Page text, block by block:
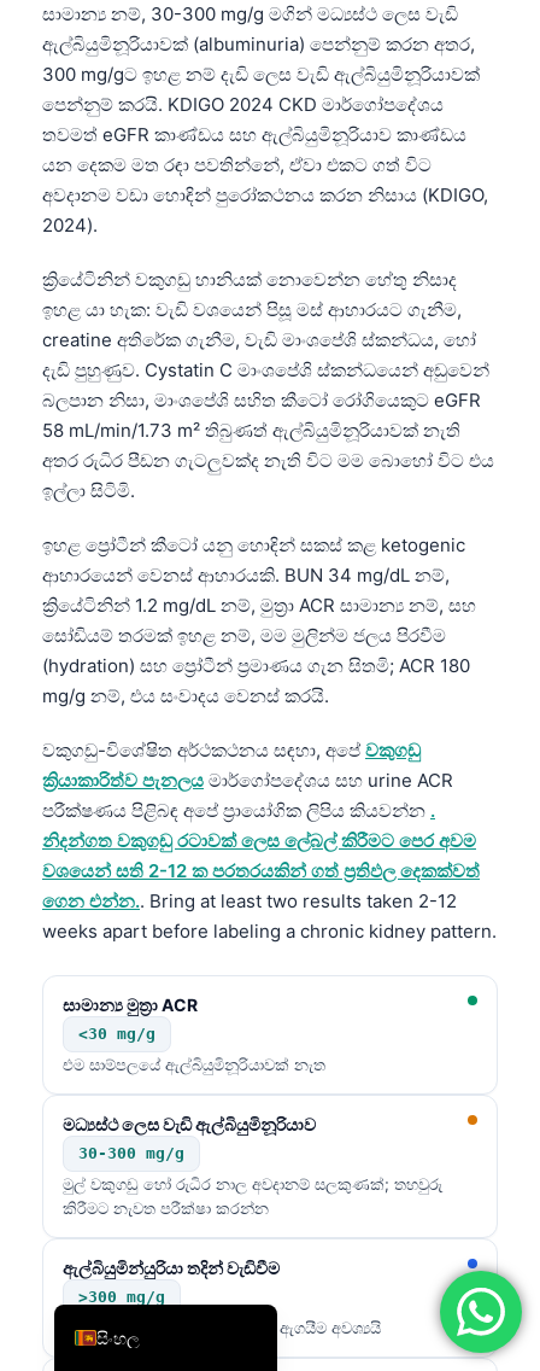
සාමාන්‍ය නම්, 30-300 mg/g මගින් මධ්‍යස්ථ ලෙස වැඩි
ඇල්බියුමිනූරියාවක් (albuminuria) පෙන්නුම් කරන අතර,
300 mg/gට ඉහළ නම් දැඩි ලෙස වැඩි ඇල්බියුමිනූරියාවක්
පෙන්නුම් කරයි. KDIGO 2024 CKD මාර්ගෝපදේශය
තවමත් eGFR කාණ්ඩය සහ ඇල්බියුමිනූරියාව කාණ්ඩය
යන දෙකම මත රඳා පවතින්නේ, ඒවා එකට ගත් විට
අවදානම වඩා හොඳින් පුරෝකථනය කරන නිසාය (KDIGO,
2024).
ක්‍රියේටිනින් වකුගඩු හානියක් නොවෙන්න හේතු නිසාද
ඉහළ යා හැක: වැඩි වශයෙන් පිසූ මස් ආහාරයට ගැනීම,
creatine අතිරේක ගැනීම, වැඩි මාංශපේශි ස්කන්ධය, හෝ
දැඩි පුහුණුව. Cystatin C මාංශපේශි ස්කන්ධයෙන් අඩුවෙන්
බලපාන නිසා, මාංශපේශි සහිත කීටෝ රෝගියෙකුට eGFR
58 mL/min/1.73 m² තිබුණත් ඇල්බියුමිනූරියාවක් නැති
අතර රුධිර පීඩන ගැටලුවක්ද නැති විට මම බොහෝ විට එය
ඉල්ලා සිටිමි.
ඉහළ ප්‍රෝටීන් කීටෝ යනු හොඳින් සකස් කළ ketogenic
ආහාරයෙන් වෙනස් ආහාරයකි. BUN 34 mg/dL නම්,
ක්‍රියේටිනින් 1.2 mg/dL නම්, මුත්‍රා ACR සාමාන්‍ය නම්, සහ
සෝඩියම් තරමක් ඉහළ නම්, මම මුලින්ම ජලය පිරවීම
(hydration) සහ ප්‍රෝටීන් ප්‍රමාණය ගැන සිතමි; ACR 180
mg/g නම්, එය සංවාදය වෙනස් කරයි.
වකුගඩු-විශේෂිත අර්ථකථනය සඳහා, අපේ වකුගඩු
ක්‍රියාකාරිත්ව පැනලය මාර්ගෝපදේශය සහ urine ACR
පරීක්ෂණය පිළිබඳ අපේ ප්‍රායෝගික ලිපිය කියවන්න .
නිදන්ගත වකුගඩු රටාවක් ලෙස ලේබල් කිරීමට පෙර අවම
වශයෙන් සති 2-12 ක පරතරයකින් ගත් ප්‍රතිඵල දෙකක්වත්
ගෙන එන්න.. Bring at least two results taken 2-12
weeks apart before labeling a chronic kidney pattern.
සාමාන්‍ය මුත්‍රා ACR
<30 mg/g
එම සාම්පලයේ ඇල්බියුමිනූරියාවක් නැත
මධ්‍යස්ථ ලෙස වැඩි ඇල්බියුමිනූරියාව
30-300 mg/g
මුල් වකුගඩු හෝ රුධිර නාල අවදානම් සලකුණක්; තහවුරු
කිරීමට නැවත පරීක්ෂා කරන්න
ඇල්බියුමින්යුරියා තදින් වැඩිවීම
>300 mg/g
ඉක්මන් වකුගඩු සහ රුධිර පීඩන ඇගයීම අවශ්‍යයි
සිංහල
English
Deutsch
العربية
Français
עִבְרִית
Italiano
Español
Português
Ελληνικά
Türkçe
Română
简体中文
فارسی
Български
Dansk
Nederlands
हिन्दी
Bahasa Indonesia
Հայերեն
Íslenska
Српски језик
Svenska
Bosanski
Azərbaycan dili
Eesti
日本語
Русский
Lietuvių kalba
Polski
한국어
Slovenščina